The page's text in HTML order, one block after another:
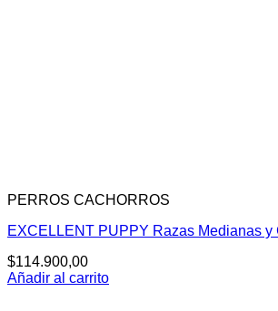
PERROS CACHORROS
EXCELLENT PUPPY Razas Medianas y
$114.900,00
Añadir al carrito